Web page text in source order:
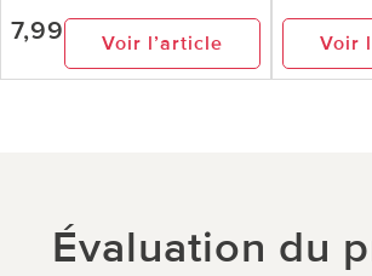
7,99 Voir l’article Voir
Évaluation du